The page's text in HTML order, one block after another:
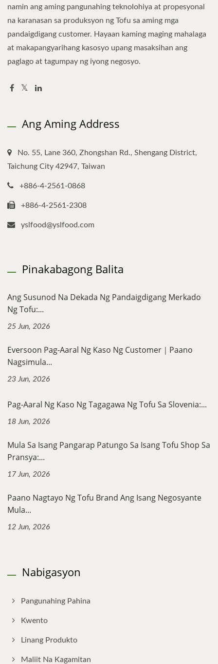
namin ang aming pangunahing teknolohiya at propesyonal
na karanasan sa produksyon ng Tofu sa aming mga
pandaigdigang customer. Hayaan kaming maging mahalaga
at makapangyarihang kasosyo upang masaksihan ang
paglago at tagumpay ng iyong negosyo.
Ang Aming Address
No. 55, Lane 360, Zhongshan Rd., Shengang District,
Taichung City 42947, Taiwan
+886-4-2561-0868
+886-4-2561-2308
yslfood@yslfood.com
Pinakabagong Balita
Ang Susunod Na Dekada Ng Pandaigdigang Merkado
Ng Tofu:...
25 Jun, 2026
Eversoon Pag-Aaral Ng Kaso Ng Customer｜Paano
Nagsimula...
23 Jun, 2026
Pag-Aaral Ng Kaso Ng Tagagawa Ng Tofu Sa Slovenia:...
18 Jun, 2026
Mula Sa Isang Pangarap Patungo Sa Isang Tofu Shop Sa
Pransya:...
17 Jun, 2026
Paano Nagtayo Ng Tofu Brand Ang Isang Negosyante
Mula...
12 Jun, 2026
Nabigasyon
Pangunahing Pahina
Kwento
Linang Produkto
Maliit Na Kagamitan